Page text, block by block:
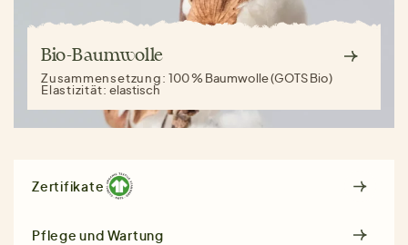
Bio-Baumwolle
Zusammensetzung:100 % Baumwolle (GOTS Bio)
Elastizität:elastisch
Zertifikate
Pflege und Wartung